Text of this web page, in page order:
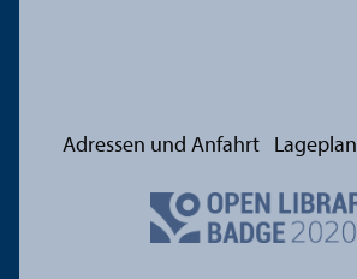
Adressen und Anfahrt Lageplan